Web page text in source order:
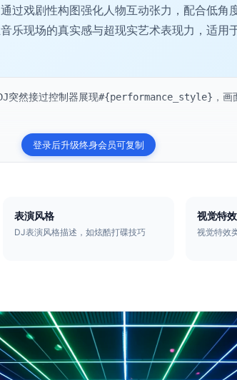
过戏剧性构图强化人物互动张力，配合低角
乐现场的真实感与超现实艺术表现力，适用
然接过控制器展现#{performance_style}，画
登录后升级终身会员可复制
表演风格
DJ表演风格描述，如炫酷打碟技巧
视觉特效
视觉特效